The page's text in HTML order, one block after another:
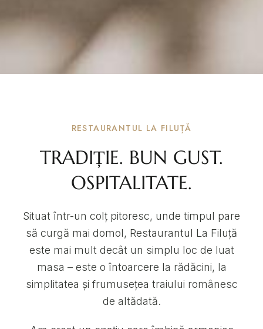
RESTAURANTUL LA FILUȚĂ
TRADIȚIE. BUN GUST.
OSPITALITATE.
Situat într-un colț pitoresc, unde timpul pare
să curgă mai domol, Restaurantul La Filuță
este mai mult decât un simplu loc de luat
masa – este o întoarcere la rădăcini, la
simplitatea și frumusețea traiului românesc
de altădată.